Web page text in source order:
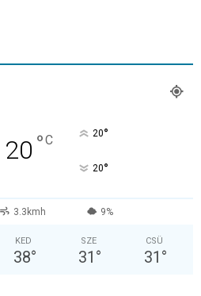
20 °C 20°
20°
3.3kmh 9%
KED
38°
SZE
31 °
CSÜ
31 °